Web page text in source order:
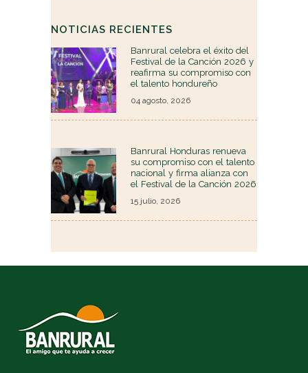
NOTICIAS RECIENTES
Banrural celebra el éxito del
Festival de la Canción 2026 y
reafirma su compromiso con
el talento hondureño
04 agosto, 2026
Banrural Honduras renueva
su compromiso con el talento
nacional y firma alianza con
el Festival de la Canción 2026
15 julio, 2026